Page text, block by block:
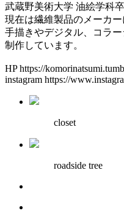
武蔵野美術大学 油絵学科卒
現在は繊維製品のメーカー
手描きやデジタル、コラ
制作しています。
HP https://
instagram https://
closet
roadside tree